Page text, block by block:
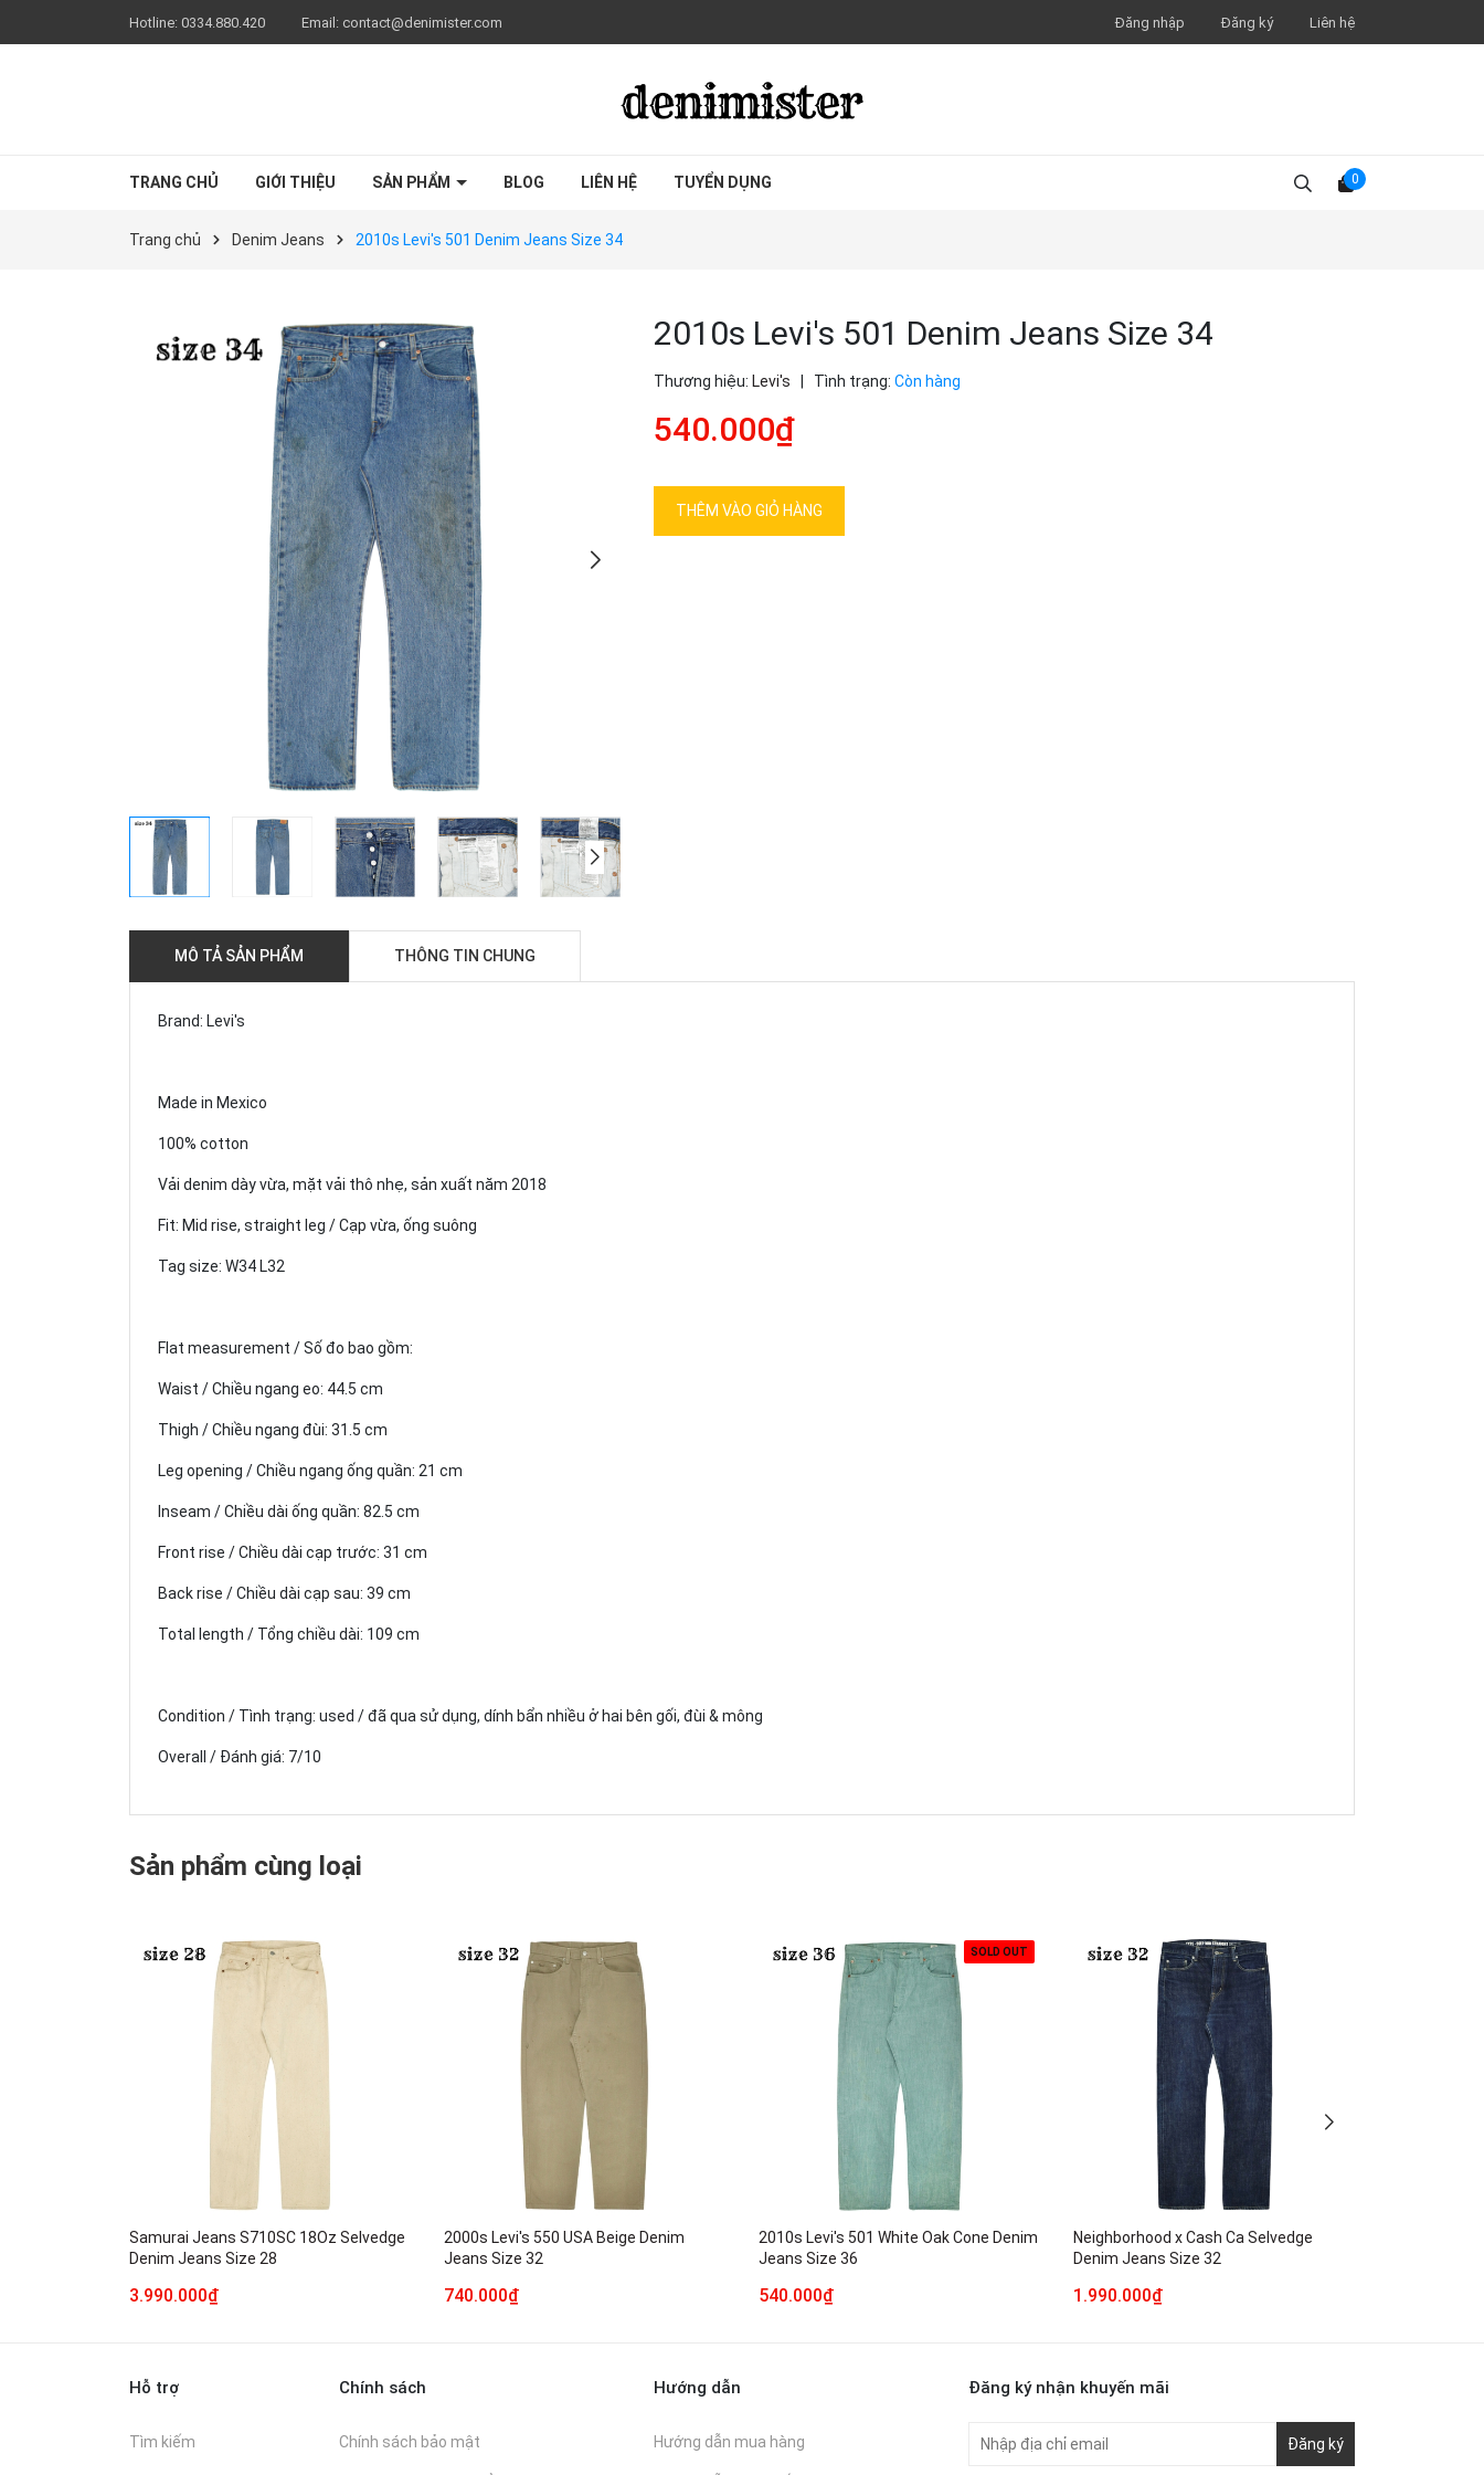
Hotline: 0334.880.420 Email: contact@denimister.com Đăng nhập Đăng ký Liên hệ
TRANG CHỦ GIỚI THIỆU SẢN PHẨM BLOG LIÊN HỆ TUYỂN DỤNG 0
Trang chủ Denim Jeans 2010s Levi's 501 Denim Jeans Size 34
2010s Levi's 501 Denim Jeans Size 34
Thương hiệu: Levi's Tình trạng: Còn hàng
540.000₫
THÊM VÀO GIỎ HÀNG
MÔ TẢ SẢN PHẨM THÔNG TIN CHUNG
Brand: Levi's
Made in Mexico
100% cotton
Vải denim dày vừa, mặt vải thô nhẹ, sản xuất năm 2018
Fit: Mid rise, straight leg / Cạp vừa, ống suông
Tag size: W34 L32
Flat measurement / Số đo bao gồm:
Waist / Chiều ngang eo: 44.5 cm
Thigh / Chiều ngang đùi: 31.5 cm
Leg opening / Chiều ngang ống quần: 21 cm
Inseam / Chiều dài ống quần: 82.5 cm
Front rise / Chiều dài cạp trước: 31 cm
Back rise / Chiều dài cạp sau: 39 cm
Total length / Tổng chiều dài: 109 cm
Condition / Tình trạng: used / đã qua sử dụng, dính bẩn nhiều ở hai bên gối, đùi & mông
Overall / Đánh giá: 7/10
Sản phẩm cùng loại
Samurai Jeans S710SC 18Oz Selvedge
Denim Jeans Size 28
3.990.000₫
2000s Levi's 550 USA Beige Denim
Jeans Size 32
740.000₫
SOLD OUT
2010s Levi's 501 White Oak Cone Denim
Jeans Size 36
540.000₫
Neighborhood x Cash Ca Selvedge
Denim Jeans Size 32
1.990.000₫
Hỗ trợ
Tìm kiếm
Chính sách
Chính sách bảo mật
Hướng dẫn
Hướng dẫn mua hàng
Đăng ký nhận khuyến mãi
Đăng ký